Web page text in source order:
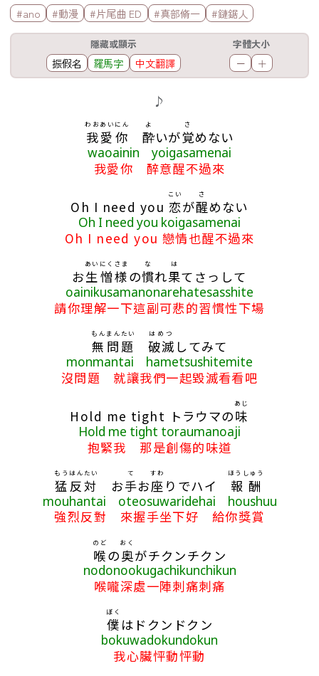
標籤欄
#ano #動漫 #片尾曲 ED #真部脩一 #鏈鋸人
隱藏或顯示
振假名 羅馬字 中文翻譯
字體大小
－ ＋
♪
我愛你
わおあいにん
酔
よ
いが覚
さ
めない
waoainin yoigasamenai
我愛你 醉意醒不過來
Oh I need you 恋
こい
が醒
さ
めない
Oh I need you koigasamenai
Oh I need you 戀情也醒不過來
お生憎様
あいにくさま
の慣
な
れ果
は
てさっして
oainikusamanonarehatesasshite
請你理解一下這副可悲的習慣性下場
無問題
もんまんたい
破滅
はめつ
してみて
monmantai hametsushitemite
沒問題 就讓我們一起毀滅看看吧
Hold me tight トラウマの味
あじ
Hold me tight toraumanoaji
抱緊我 那是創傷的味道
猛反対
もうはんたい
お手
て
お座
すわ
りでハイ 報酬
ほうしゅう
mouhantai oteosuwaridehai houshuu
強烈反對 來握手坐下好 給你獎賞
喉
のど
の奥
おく
がチクンチクン
nodonookugachikunchikun
喉嚨深處一陣刺痛刺痛
僕
ぼく
はドクンドクン
bokuwadokundokun
我心臟怦動怦動